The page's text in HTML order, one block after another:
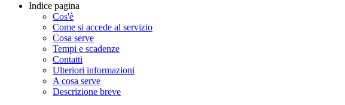
Indice pagina
Cos'è
Come si accede al servizio
Cosa serve
Tempi e scadenze
Contatti
Ulteriori informazioni
A cosa serve
Descrizione breve